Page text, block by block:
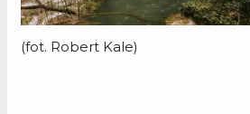
(fot. Robert Kale)